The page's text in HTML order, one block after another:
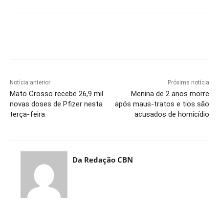
Notícia anterior
Mato Grosso recebe 26,9 mil
novas doses de Pfizer nesta
terça-feira
Próxima notícia
Menina de 2 anos morre
após maus-tratos e tios são
acusados de homicídio
Da Redação CBN